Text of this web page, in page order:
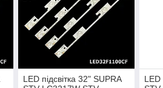
LED підсвітка 32" SUPRA
LED